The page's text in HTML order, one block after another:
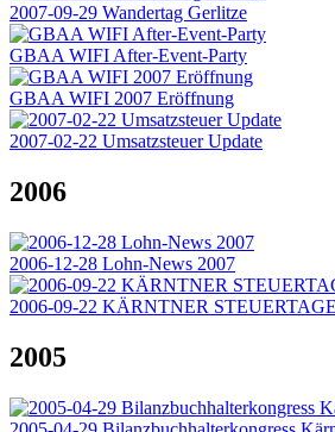
2007-09-29 Wandertag Gerlitze
GBAA WIFI After-Event-Party
GBAA WIFI 2007 Eröffnung
2007-02-22 Umsatzsteuer Update
2006
2006-12-28 Lohn-News 2007
2006-09-22 KÄRNTNER
2005